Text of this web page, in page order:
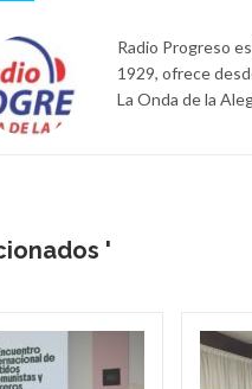
Radio Progreso
1929, ofrece
La Onda de la
'